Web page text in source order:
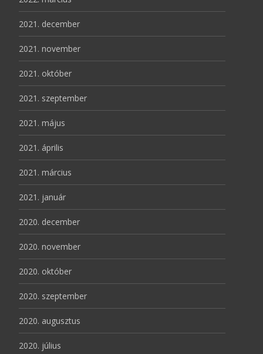
2021. december
2021. november
2021. október
2021. szeptember
2021. május
2021. április
2021. március
2021. január
2020. december
2020. november
2020. október
2020. szeptember
2020. augusztus
2020. július